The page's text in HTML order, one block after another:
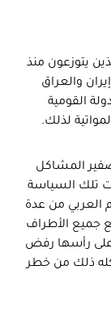
يتوزعون منذ
والعراق
القومية
لذلك.
المشاكل
تلك السياسة
العربي من عدة
جميع الأطراف
رأسها رفض
ذلك من خطر